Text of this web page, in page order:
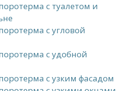
с туалетом и
с угловой
с удобной
с узким фасадом